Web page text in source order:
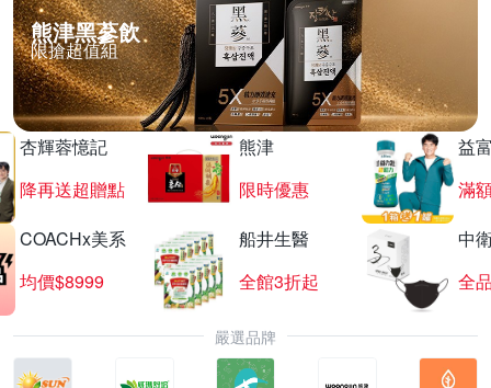
熊津黑蔘飲
限搶超值組
杏輝蓉憶記
降再送超贈點
熊津
限時優惠
益
滿
COACHx美系
均價$8999
船井生醫
全館3折起
中
全
嚴選品牌